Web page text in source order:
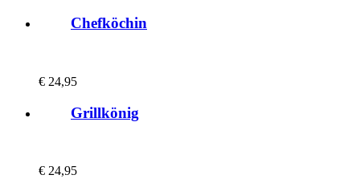
Chefköchin
€ 24,95
Grillkönig
€ 24,95